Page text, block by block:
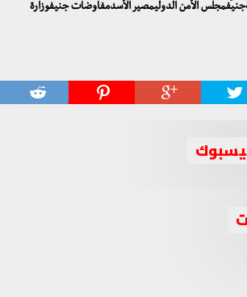
الأمن الدوليمصير الأسدمفاوضات جنيفوزارة
تدين استهداف حزب العمال
البيشمركة بإقليم كوردستان
تعقد اجتماعا برئاسة الشيخ أحمد الجربا